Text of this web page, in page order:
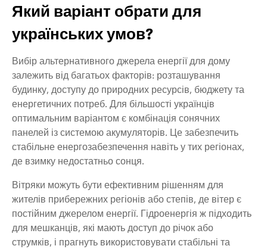
Який варіант обрати для
українських умов?
Вибір альтернативного джерела енергії для дому
залежить від багатьох факторів: розташування
будинку, доступу до природних ресурсів, бюджету та
енергетичних потреб. Для більшості українців
оптимальним варіантом є комбінація сонячних
панелей із системою акумуляторів. Це забезпечить
стабільне енергозабезпечення навіть у тих регіонах,
де взимку недостатньо сонця.
Вітряки можуть бути ефективним рішенням для
жителів прибережних регіонів або степів, де вітер є
постійним джерелом енергії. Гідроенергія ж підходить
для мешканців, які мають доступ до річок або
струмків, і прагнуть використовувати стабільні та